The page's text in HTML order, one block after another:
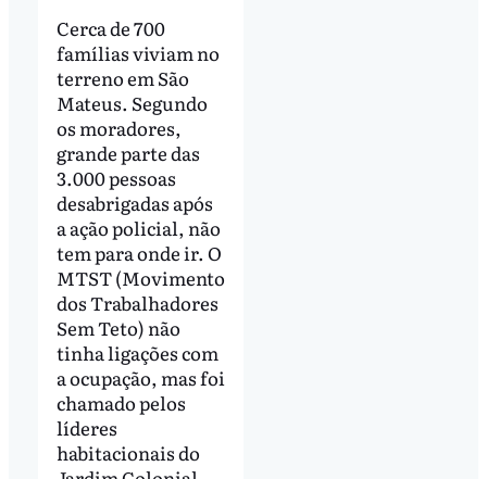
Cerca de 700
famílias viviam no
terreno em São
Mateus. Segundo
os moradores,
grande parte das
3.000 pessoas
desabrigadas após
a ação policial, não
tem para onde ir. O
MTST (Movimento
dos Trabalhadores
Sem Teto) não
tinha ligações com
a ocupação, mas foi
chamado pelos
líderes
habitacionais do